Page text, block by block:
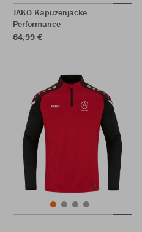
JAKO Kapuzenjacke
Performance
64,99 €